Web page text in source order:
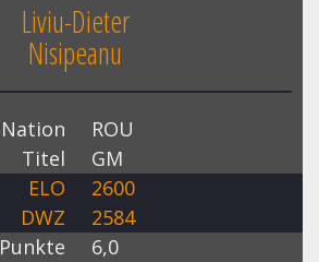
Liviu-Dieter
Nisipeanu
Nation
ROU
Titel
GM
ELO
2600
DWZ
2584
Punkte
6,0